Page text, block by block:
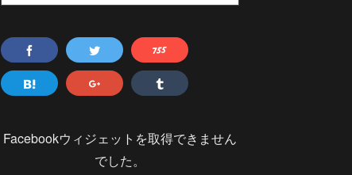
Facebookウィジェットを取得できません
でした。